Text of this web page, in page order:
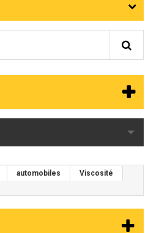
automobiles
Viscosité